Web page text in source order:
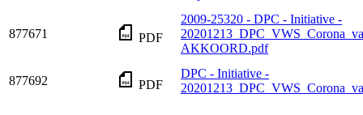
877671 PDF
2009-25320 - DPC - Initiative -
AKKOORD.pdf
877692 PDF
DPC - Initiative -